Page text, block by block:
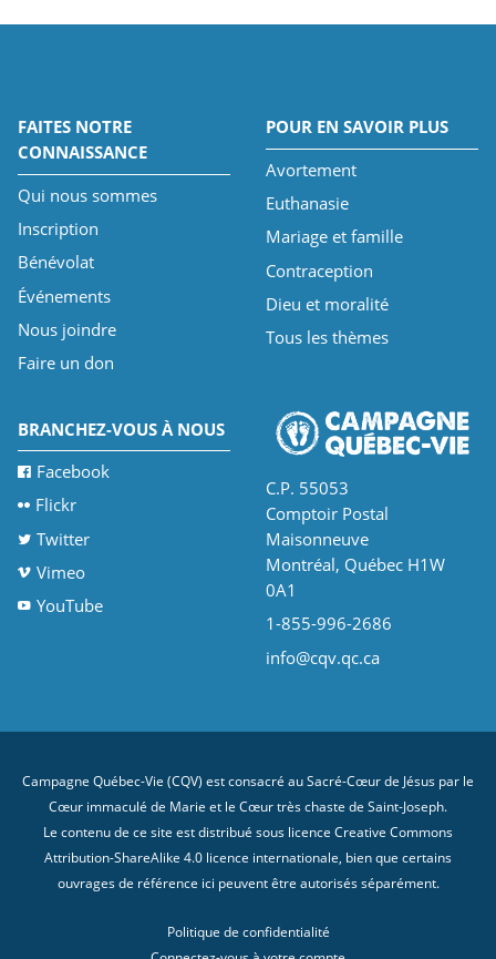
FAITES NOTRE
CONNAISSANCE
Qui nous sommes
Inscription
Bénévolat
Événements
Nous joindre
Faire un don
POUR EN SAVOIR PLUS
Avortement
Euthanasie
Mariage et famille
Contraception
Dieu et moralité
Tous les thèmes
BRANCHEZ-VOUS À NOUS
Facebook
Flickr
Twitter
Vimeo
YouTube
C.P. 55053
Comptoir Postal
Maisonneuve
Montréal, Québec H1W
0A1
1-855-996-2686
info@cqv.qc.ca
Campagne Québec-Vie (CQV) est consacré au Sacré-Cœur de Jésus par le
Cœur immaculé de Marie et le Cœur très chaste de Saint-Joseph.
Le contenu de ce site est distribué sous licence Creative Commons
Attribution-ShareAlike 4.0 licence internationale , bien que certains
ouvrages de référence ici peuvent être autorisés séparément.
Politique de confidentialité